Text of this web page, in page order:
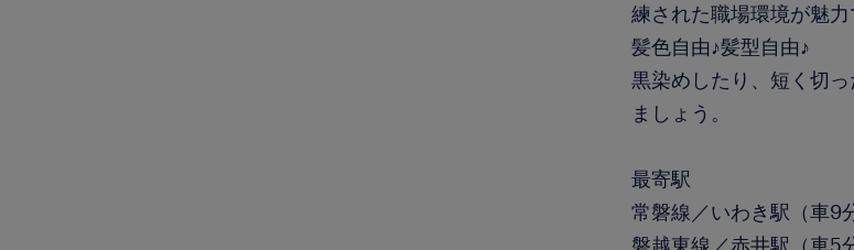
練された職場環境が魅力
髪色自由♪髪型自由♪
黒染めしたり、短く切
ましょう。
最寄駅
常磐線／いわき駅（車9
磐越東線／赤井駅（車5